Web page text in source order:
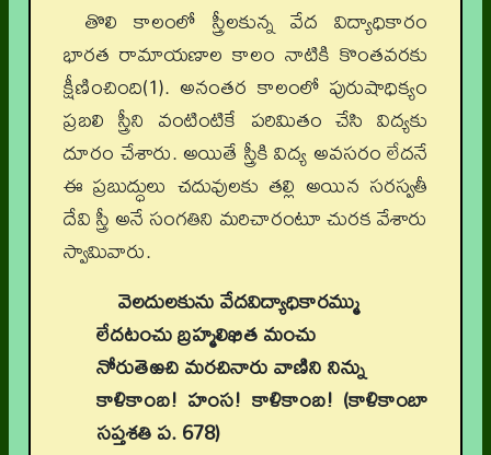
తొలి కాలంలో స్త్రీలకున్న వేద విద్యాధికారం
భారత రామాయణాల కాలం నాటికి కొంతవరకు
క్షీణించింది(1). అనంతర కాలంలో పురుషాధిక్యం
ప్రబలి స్త్రీని వంటింటికే పరిమితం చేసి విద్యకు
దూరం చేశారు. అయితే స్త్రీకి విద్య అవసరం లేదనే
ఈ ప్రబుద్ధులు చదువులకు తల్లి అయిన సరస్వతీ
దేవి స్త్రీ అనే సంగతిని మరిచారంటూ చురక వేశారు
స్వామివారు.
వెలదులకును వేదవిద్యాధికారమ్ము
లేదటంచు బ్రహ్మలిఖిత మంచు
నోరుతెఱచి మరచినారు వాణిని నిన్ను
కాళికాంబ! హంస! కాళికాంబ! (కాళికాంబా
సప్తశతి ప. 678)